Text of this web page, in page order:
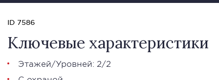
ID 7586
Ключевые характеристики
Этажей/Уровней: 2/2